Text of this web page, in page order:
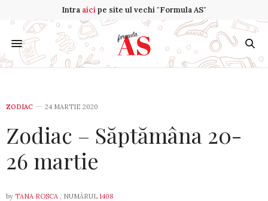
Intra aicipe site ul vechi "Formula AS"
ZODIAC 24 MARTIE 2020
Zodiac – Săptămâna 20-
26 martie
by TANA ROSCA , NUMĂRUL 1408